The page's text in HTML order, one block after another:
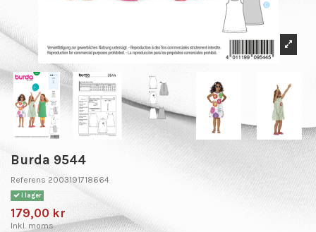
Burda 9544
Referens 2003191718664
I lager
179,00 kr
Inkl. moms